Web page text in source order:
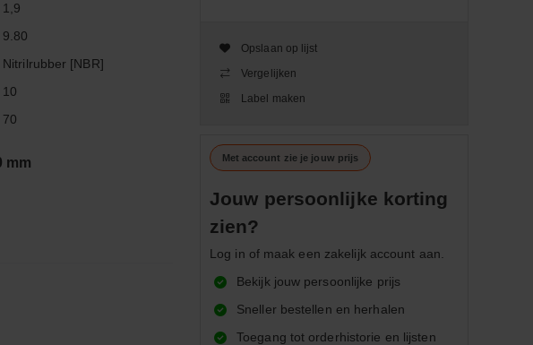
1,9
9.80
Nitrilrubber [NBR]
10
70
mm
Opslaan op lijst
Vergelijken
Label maken
Met account zie je jouw prijs
Jouw persoonlijke korting
zien?
Log in of maak een zakelijk account aan.
Bekijk jouw persoonlijke prijs
Sneller bestellen en herhalen
Toegang tot orderhistorie en lijsten